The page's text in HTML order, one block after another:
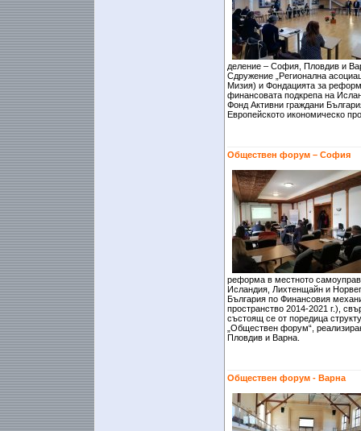
деление – София, Пловдив и
Сдружение „Регионална
Мизия) и Фондацията за
финансовата подкрепа на
Фонд Активни граждани
Европейското икономическо
Обществен форум – София
реформа в местното
Исландия, Лихтенщайн и
България по Финансовия
пространство 2014-2021 г.),
състоящ се от поредица
„Обществен форум“,
Пловдив и Варна.
Обществен форум - Варна